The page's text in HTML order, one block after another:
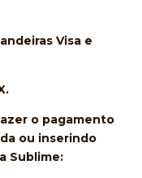
Visa e
o pagamento
ou inserindo
Sublime: